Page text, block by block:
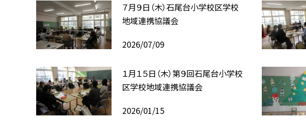
７月９日（木）石尾台小学校区学校
地域連携協議会
2026/07/09
１月１５日（木）第９回石尾台小学校
区学校地域連携協議会
2026/01/15